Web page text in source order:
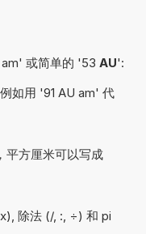
am' 或简单的 '53 AU':
如用 '91 AU am' 代
方厘米可以写成
除法 (/, :, ÷) 和 pi